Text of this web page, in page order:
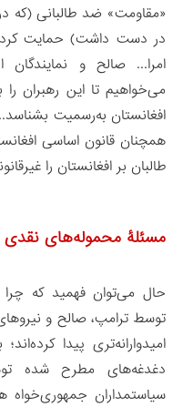
«مقاومت» ضد طالبانی (که
در دست داشت) حمایت
امرا... صالح و
می‌خواهیم تا این رهبران
افغانستان به‌رسمیت
همچنان قانون اساسی
طالبان بر افغانستان را
مسئلۀ محموله‌های نقدی
حال می‌توان فهمید که چرا
توسط ترامپ، صالح و
امیدوارانه‌تری پیدا
دغدغه‌های مطرح شده
سیاستمداران